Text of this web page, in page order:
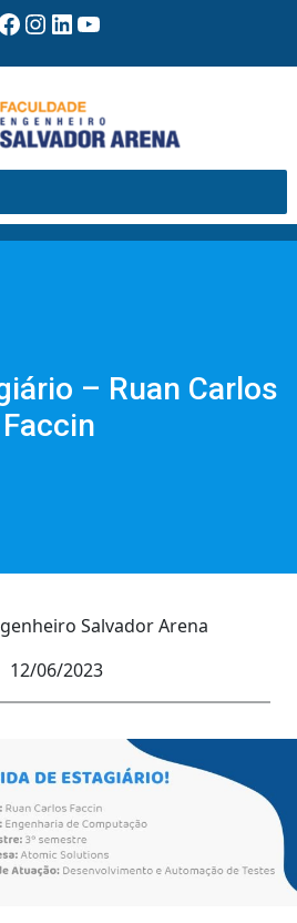
Instagram
LinkedIn
Youtube
– Ruan Carlos
Faccin
Salvador Arena
12/06/2023